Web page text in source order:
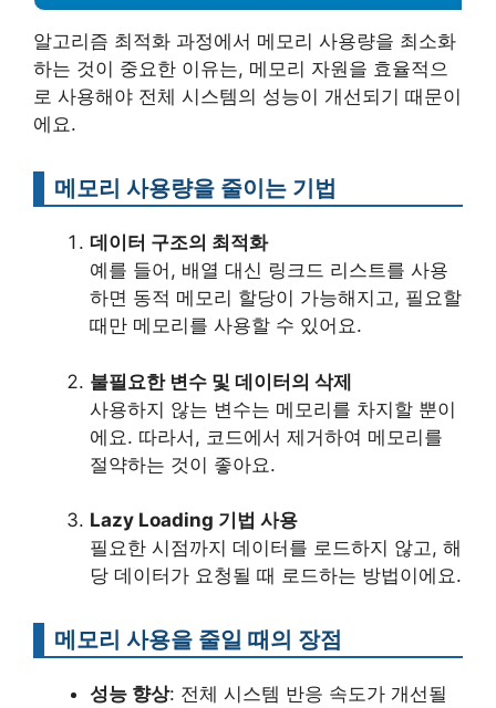
알고리즘 최적화 과정에서 메모리 사용량을 최소화
하는 것이 중요한 이유는, 메모리 자원을 효율적으
로 사용해야 전체 시스템의 성능이 개선되기 때문이
에요.
메모리 사용량을 줄이는 기법
데이터 구조의 최적화
예를 들어, 배열 대신 링크드 리스트를 사용
하면 동적 메모리 할당이 가능해지고, 필요할
때만 메모리를 사용할 수 있어요.
불필요한 변수 및 데이터의 삭제
사용하지 않는 변수는 메모리를 차지할 뿐이
에요. 따라서, 코드에서 제거하여 메모리를
절약하는 것이 좋아요.
Lazy Loading 기법 사용
필요한 시점까지 데이터를 로드하지 않고, 해
당 데이터가 요청될 때 로드하는 방법이에요.
메모리 사용을 줄일 때의 장점
성능 향상: 전체 시스템 반응 속도가 개선될